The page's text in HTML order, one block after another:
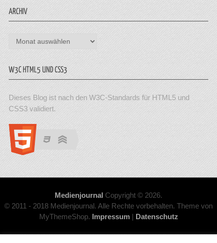
ARCHIV
Archiv
W3C HTML5 UND CSS3
Dieses Blog ist nach den W3C-Standards für HTML5 und
CSS3 validiert.
Medienjournal Copyright © 2026.
© 2011 - 2018 Medienjournal. Alle Rechte vorbehalten. Theme von
MyThemeShop. Impressum| Datenschutz